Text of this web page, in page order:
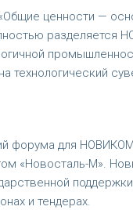
ценности —
разделяется
технологический
форума для
«Новосталь-М».
и тендерах.